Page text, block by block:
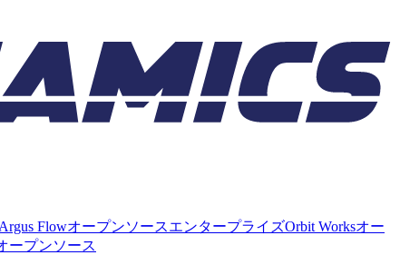
Argus FlowオープンソースエンタープライズOrbit Worksオー
ープンソース